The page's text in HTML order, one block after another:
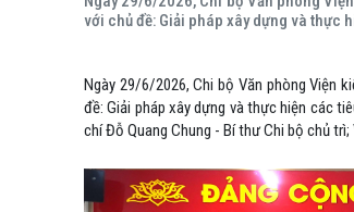
với chủ đề: Giải pháp xây dựng và thực
Ngày 29/6/2026, Chi bộ Văn phòng Viện
đề: Giải pháp xây dựng và thực hiện các
chí Đỗ Quang Chung - Bí thư Chi bộ chủ